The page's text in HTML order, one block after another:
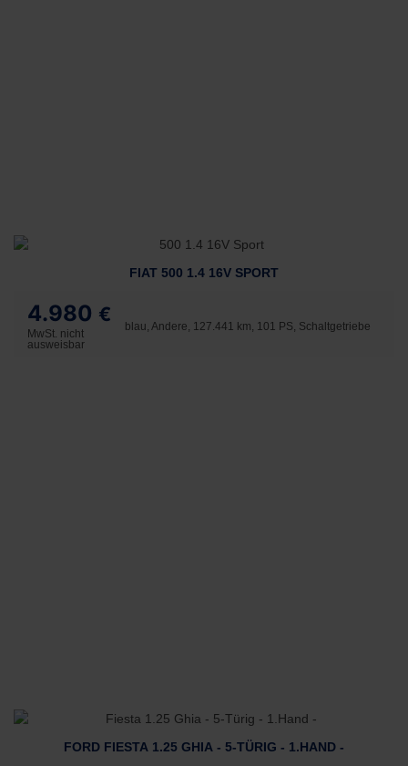
FIAT 500 1.4 16V SPORT
4.980 €
MwSt. nicht
ausweisbar
blau, Andere, 127.441 km, 101 PS, Schaltgetriebe
FORD FIESTA 1.25 GHIA - 5-TÜRIG - 1.HAND -